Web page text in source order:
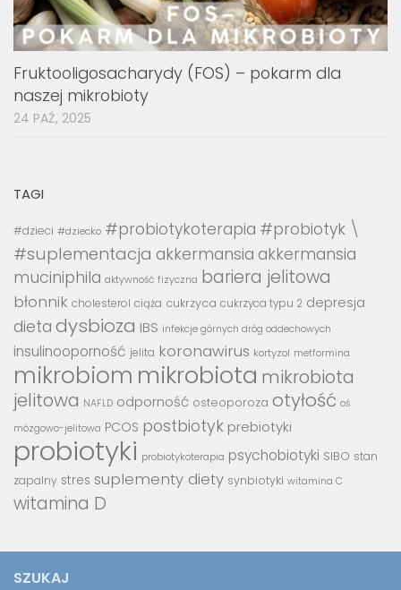
Fruktooligosacharydy (FOS) – pokarm dla
naszej mikrobioty
24 PAŹ, 2025
TAGI
#dzieci #dziecko #probiotykoterapia #probiotyk \
#suplementacja akkermansia akkermansia
muciniphila aktywność fizyczna bariera jelitowa
błonnik cholesterol ciąża cukrzyca cukrzyca typu 2 depresja
dieta dysbioza IBS infekcje górnych dróg oddechowych
insulinooporność jelita koronawirus kortyzol metformina
mikrobiom mikrobiota mikrobiota
jelitowa NAFLD odporność osteoporoza otyłość oś
mózgowo-jelitowa PCOS postbiotyk prebiotyki
probiotyki probiotykoterapia psychobiotyki SIBO stan
zapalny stres suplementy diety synbiotyki witamina C
witamina D
SZUKAJ